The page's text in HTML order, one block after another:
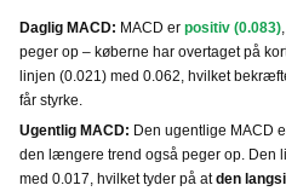
Daglig MACD: MACD er positiv (0.083)
peger op – køberne har overtaget på
linjen (0.021) med 0.062, hvilket
får styrke.
Ugentlig MACD: Den ugentlige MACD
den længere trend også peger op. Den
med 0.017, hvilket tyder på atden